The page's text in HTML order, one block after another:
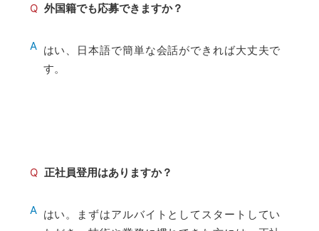
Q 外国籍でも応募できますか？
A はい、日本語で簡単な会話ができれば大丈夫で
す。
Q 正社員登用はありますか？
A はい。まずはアルバイトとしてスタートしてい